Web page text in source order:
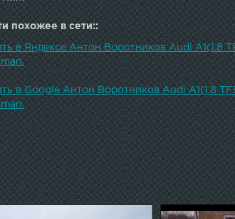
похожее в сети::
в Яндексе Антон Воротников Audi A1(1.8
в Google Антон Воротников Audi A1(1.8